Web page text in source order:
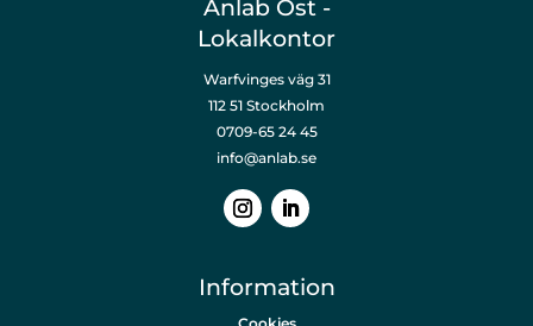
Anlab Öst -
Lokalkontor
Warfvinges väg 31
112 51 Stockholm
0709-65 24 45
info@anlab.se
Information